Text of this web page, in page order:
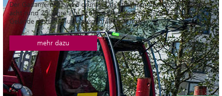
Der Gadamerplatz wird grüner: Das Ethianum überlässt der Stadt
acht rund 25 Jahre alte Großbäume, die im April 2023 auf dem
Gelände des Ethianums ausgegraben wurden.
mehr dazu